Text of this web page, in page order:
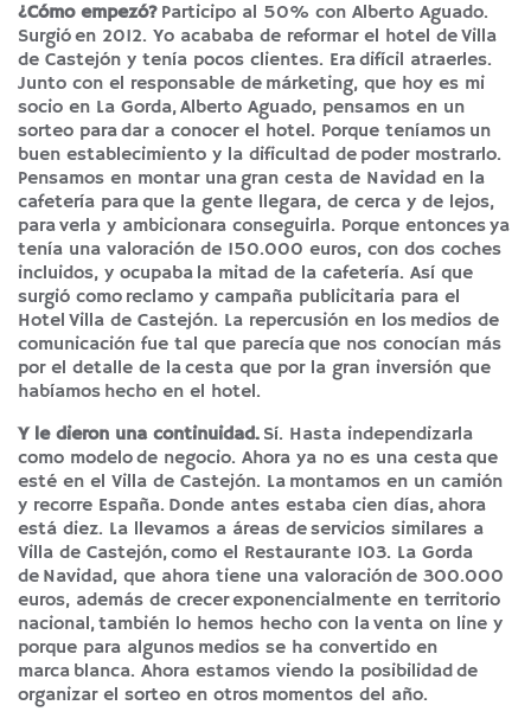
¿Cómo empezó? Participo al 50% con Alberto Aguado.
Surgió en 2012. Yo acababa de reformar el hotel de Villa
de Castejón y tenía pocos clientes. Era difícil atraerles.
Junto con el responsable de márketing, que hoy es mi
socio en La Gorda, Alberto Aguado, pensamos en un
sorteo para dar a conocer el hotel. Porque teníamos un
buen establecimiento y la dificultad de poder mostrarlo.
Pensamos en montar una gran cesta de Navidad en la
cafetería para que la gente llegara, de cerca y de lejos,
para verla y ambicionara conseguirla. Porque entonces ya
tenía una valoración de 150.000 euros, con dos coches
incluidos, y ocupaba la mitad de la cafetería. Así que
surgió como reclamo y campaña publicitaria para el
Hotel Villa de Castejón. La repercusión en los medios de
comunicación fue tal que parecía que nos conocían más
por el detalle de la cesta que por la gran inversión que
habíamos hecho en el hotel.
Y le dieron una continuidad. Sí. Hasta independizarla
como modelo de negocio. Ahora ya no es una cesta que
esté en el Villa de Castejón. La montamos en un camión
y recorre España. Donde antes estaba cien días, ahora
está diez. La llevamos a áreas de servicios similares a
Villa de Castejón, como el Restaurante 103. La Gorda
de Navidad, que ahora tiene una valoración de 300.000
euros, además de crecer exponencialmente en territorio
nacional, también lo hemos hecho con la venta on line y
porque para algunos medios se ha convertido en
marca blanca. Ahora estamos viendo la posibilidad de
organizar el sorteo en otros momentos del año.